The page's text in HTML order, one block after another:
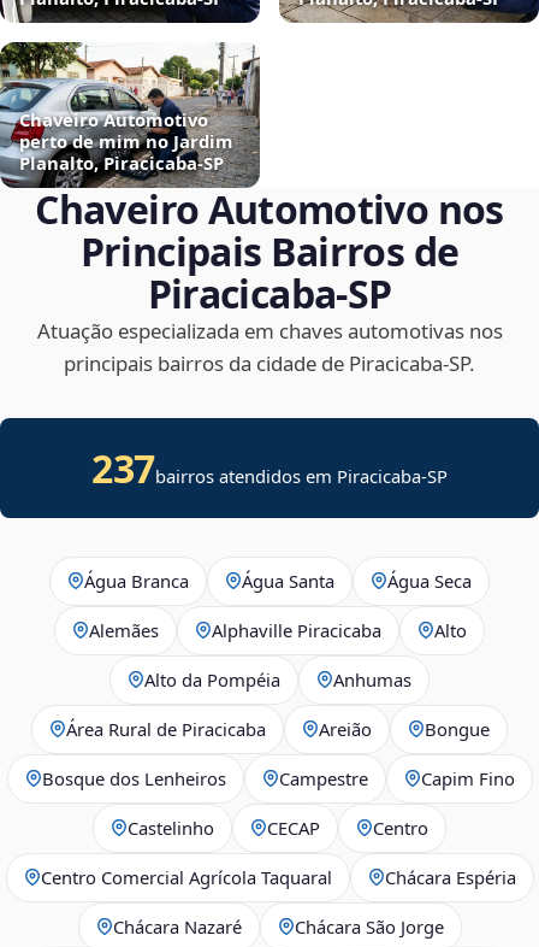
Chaveiro Automotivo
perto de mim no Jardim
Planalto, Piracicaba‑SP
Chaveiro Automotivo nos
Principais Bairros de
Piracicaba‑SP
Atuação especializada em chaves automotivas nos
principais bairros da cidade de Piracicaba‑SP.
237bairros atendidos em Piracicaba-SP
Água Branca Água Santa Água Seca
Alemães Alphaville Piracicaba Alto
Alto da Pompéia Anhumas
Área Rural de Piracicaba Areião Bongue
Bosque dos Lenheiros Campestre Capim Fino
Castelinho CECAP Centro
Centro Comercial Agrícola Taquaral Chácara Espéria
Chácara Nazaré Chácara São Jorge